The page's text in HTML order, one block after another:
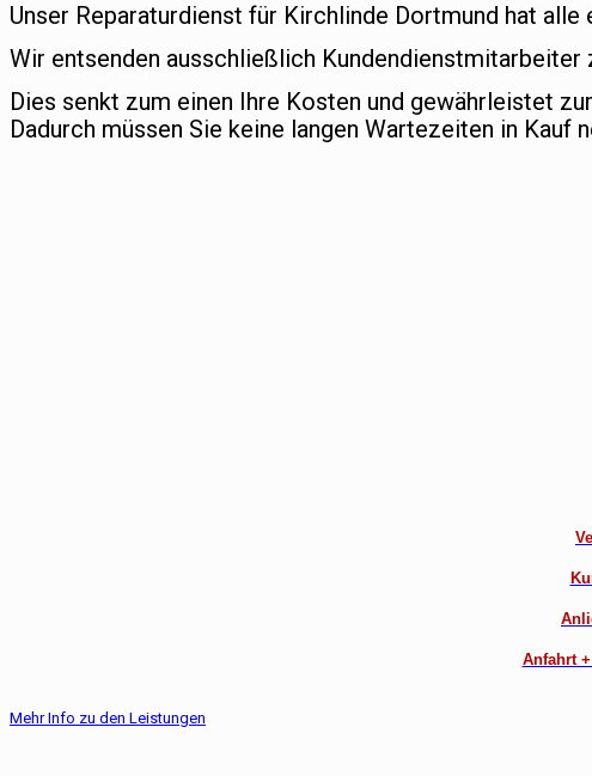
Unser Reparaturdienst für Kirchlinde Dortmund hat
Wir entsenden ausschließlich
Dies senkt zum einen Ihre Kosten und gewährleistet
Dadurch müssen Sie keine langen Wartezeiten in Kauf
Anfahrt
Mehr Info zu den Leistungen